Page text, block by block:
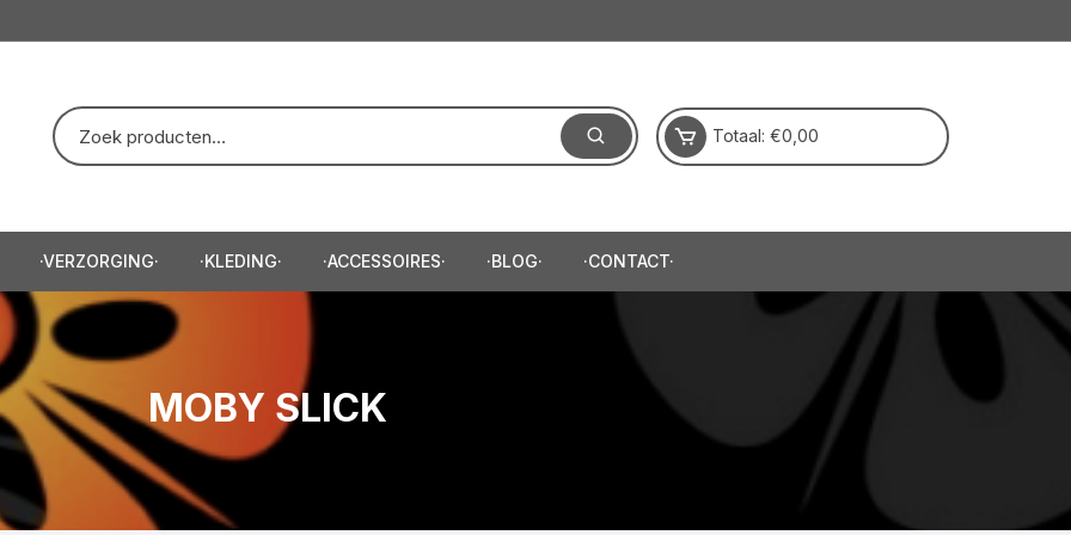
Totaal: €0,00
Scheercreme·
·VERZORGING· ·KLEDING·
·Hoodie·
·ACCESSOIRES· ·BLOG· ·CONTACT·
MOBY SLICK